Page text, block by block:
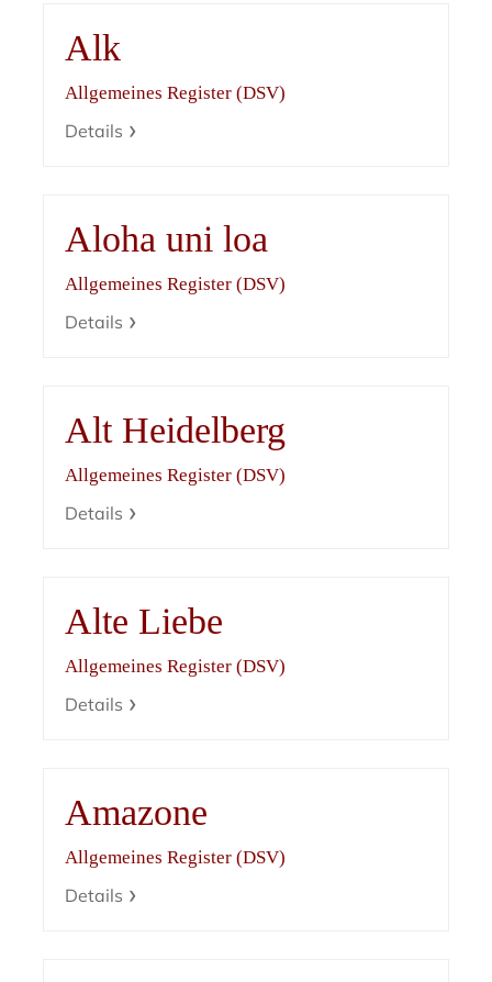
Alk
Allgemeines Register (DSV)
Details
Aloha uni loa
Allgemeines Register (DSV)
Details
Alt Heidelberg
Allgemeines Register (DSV)
Details
Alte Liebe
Allgemeines Register (DSV)
Details
Amazone
Allgemeines Register (DSV)
Details